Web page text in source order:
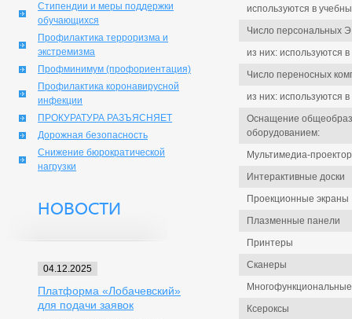
Стипендии и меры поддержки
обучающихся
Профилактика терроризма и
экстремизма
Профминимум (профориентация)
Профилактика коронавирусной
инфекции
ПРОКУРАТУРА РАЗЪЯСНЯЕТ
Дорожная безопасность
Снижение бюрократической
нагрузки
НОВОСТИ
04.12.2025
Платформа «Лобачевский»
для подачи заявок
используются в
Число персональных
из них: используются
Число переносных
из них: используются
Оснащение
оборудованием:
Мультимедиа-
Интерактивные доски
Проекционные экраны
Плазменные панели
Принтеры
Сканеры
Ксероксы